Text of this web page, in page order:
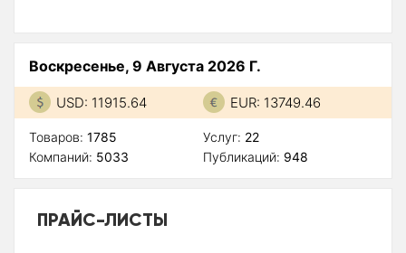
Воскресенье, 9 Августа 2026 Г.
USD: 11915.64 EUR: 13749.46
Товаров: 1785
Компаний: 5033
Услуг: 22
Публикаций: 948
ПРАЙС-ЛИСТЫ